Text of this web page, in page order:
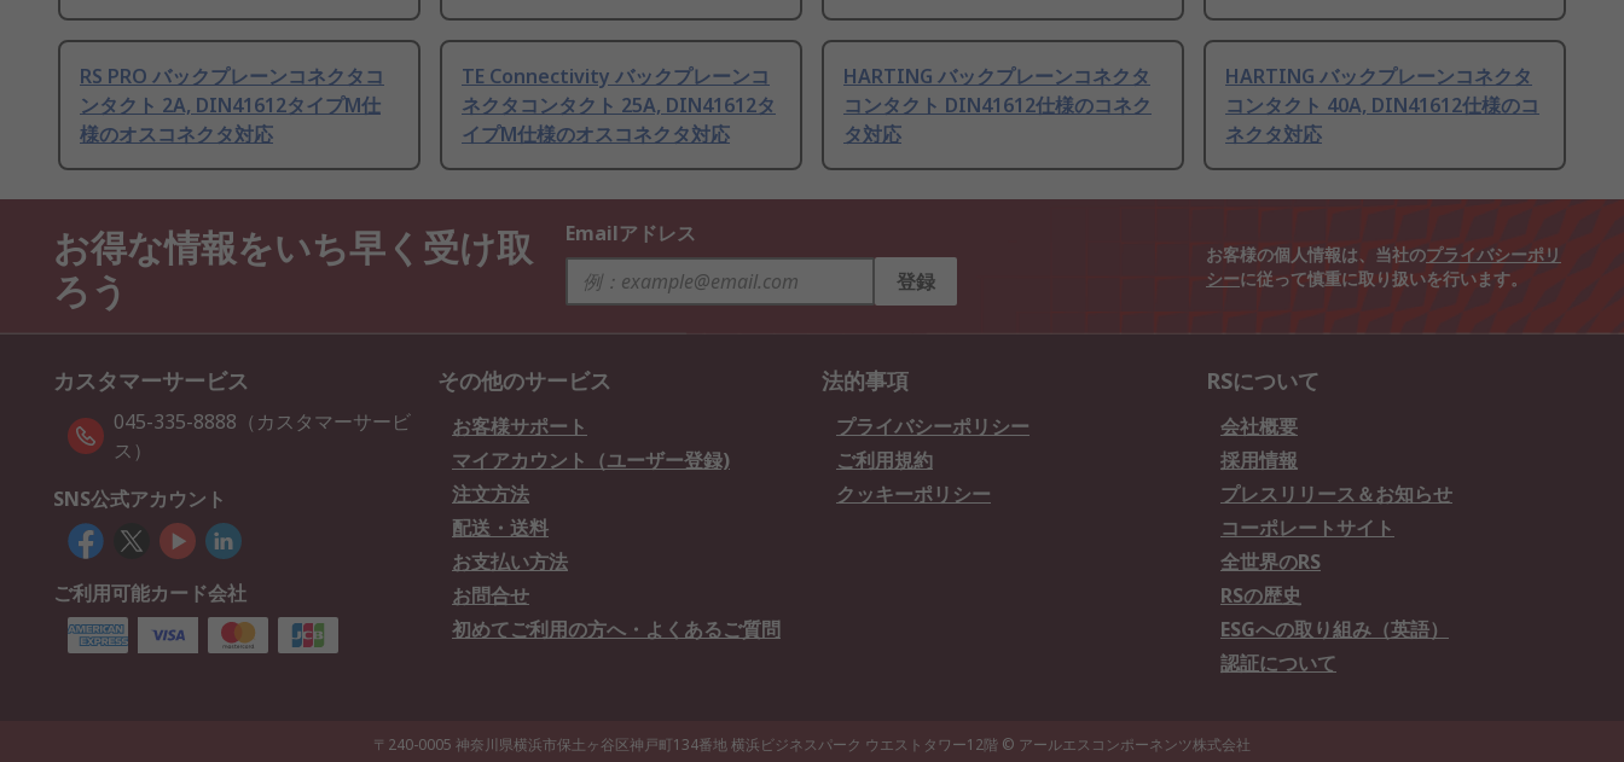
RS PRO バックプレーンコネクタコ
ンタクト 2A, DIN41612タイプM仕
様のオスコネクタ対応
TE Connectivity バックプレーンコ
ネクタコンタクト 25A, DIN41612タ
イプM仕様のオスコネクタ対応
HARTING バックプレーンコネクタ
コンタクト DIN41612仕様のコネク
タ対応
HARTING バックプレーンコネクタ
コンタクト 40A, DIN41612仕様のコ
ネクタ対応
お得な情報をいち早く受け取
ろう
Emailアドレス
登録
お客様の個人情報は、当社のプライバシーポリ
シーに従って慎重に取り扱いを行います。
カスタマーサービス
045-335-8888（カスタマーサービ
ス）
SNS公式アカウント
ご利用可能カード会社
その他のサービス
お客様サポート
マイアカウント（ユーザー登録)
注文方法
配送・送料
お支払い方法
お問合せ
初めてご利用の方へ・よくあるご質問
法的事項
プライバシーポリシー
ご利用規約
クッキーポリシー
RSについて
会社概要
採用情報
プレスリリース＆お知らせ
コーポレートサイト
全世界のRS
RSの歴史
ESGへの取り組み（英語）
認証について
〒240-0005 神奈川県横浜市保土ヶ谷区神戸町134番地 横浜ビジネスパーク ウエストタワー12階 © アールエスコンポーネンツ株式会社